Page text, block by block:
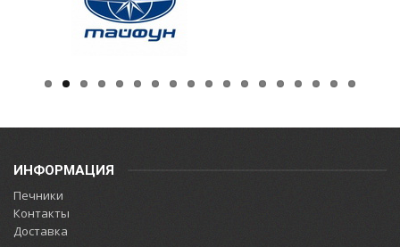
ИНФОРМАЦИЯ
Печники
Контакты
Доставка